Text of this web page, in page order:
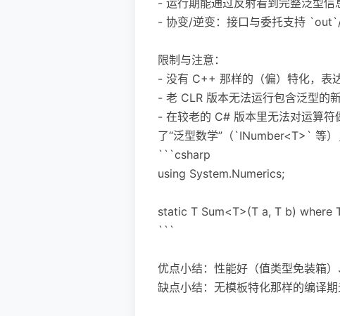
- 协变/逆变：接口与委托支持
限制与注意：
- 没有 C++ 那样的（偏）特化，表
- 老 CLR 版本无法运行包含泛型的
- 在较老的 C# 版本里无法对运算符
了“泛型数学”（`INumber<T>` 等）
```csharp
using System.Numerics;
static T Sum<T>(T a, T b) where
```
优点小结：性能好（值类型免装箱
缺点小结：无模板特化那样的编译